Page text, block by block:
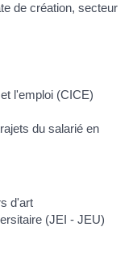
de création, secteur
l'emploi (CICE)
du salarié en
d'art
(JEI - JEU)